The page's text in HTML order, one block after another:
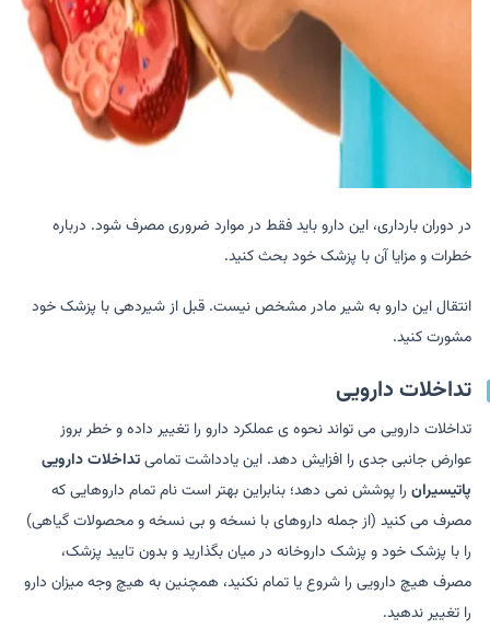
در دوران بارداری، این دارو باید فقط در موارد ضروری مصرف شود. درباره
خطرات و مزایا آن با پزشک خود بحث کنید.
انتقال این دارو به شیر مادر مشخص نیست. قبل از شیردهی با پزشک خود
مشورت کنید.
تداخلات دارویی
تداخلات دارویی می تواند نحوه ی عملکرد دارو را تغییر داده و خطر بروز
عوارض جانبی جدی را افزایش دهد. این یادداشت تمامیتداخلات دارویی
پاتیسیران را پوشش نمی دهد؛ بنابراین بهتر است نام تمام داروهایی که
مصرف می کنید (از جمله داروهای با نسخه و بی نسخه و محصولات گیاهی)
را با پزشک خود و پزشک داروخانه در میان بگذارید و بدون تایید پزشک،
مصرف هیچ دارویی را شروع یا تمام نکنید، همچنین به هیچ وجه میزان دارو
را تغییر ندهید.